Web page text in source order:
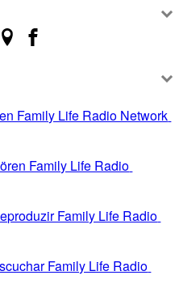
Family Life Radio Network
Family Life Radio
Family Life Radio
Family Life Radio